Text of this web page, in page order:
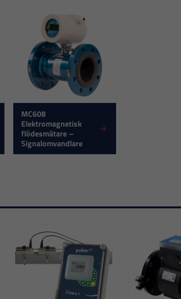
MC608
Elektromagnetisk
flödesmätare –
Signalomvandlare
Nödvändiga
Dessa
cookies går
inte att välja